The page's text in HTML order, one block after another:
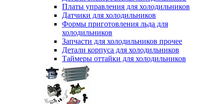
Платы управления для холодильников
Датчики для холодильников
Формы приготовления льда для
холодильников
Запчасти для холодильников прочее
Детали корпуса для холодильников
Таймеры оттайки для холодильников